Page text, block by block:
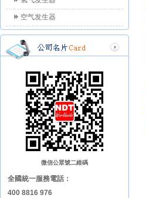
空气发生器
微信公眾號二維碼
全國統一服務電話：
400 8816 976